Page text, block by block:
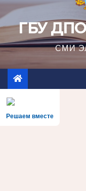
ГБУ
СМИ
Решаем вместе